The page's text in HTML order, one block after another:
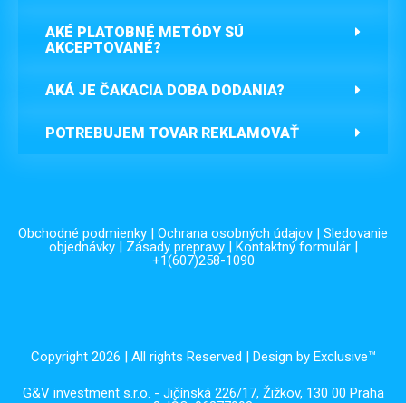
AKÉ PLATOBNÉ METÓDY SÚ
AKCEPTOVANÉ?
AKÁ JE ČAKACIA DOBA DODANIA?
POTREBUJEM TOVAR REKLAMOVAŤ
Obchodné podmienky Ochrana osobných údajov
Sledovanie
objednávky| Zásady prepravy| Kontaktný formulár|
+1(607)258-1090
Copyright 2026 | All rights Reserved | Design by Exclusive™️
G&V investment s.r.o. - Jičínská 226/17, Žižkov, 130 00 Praha